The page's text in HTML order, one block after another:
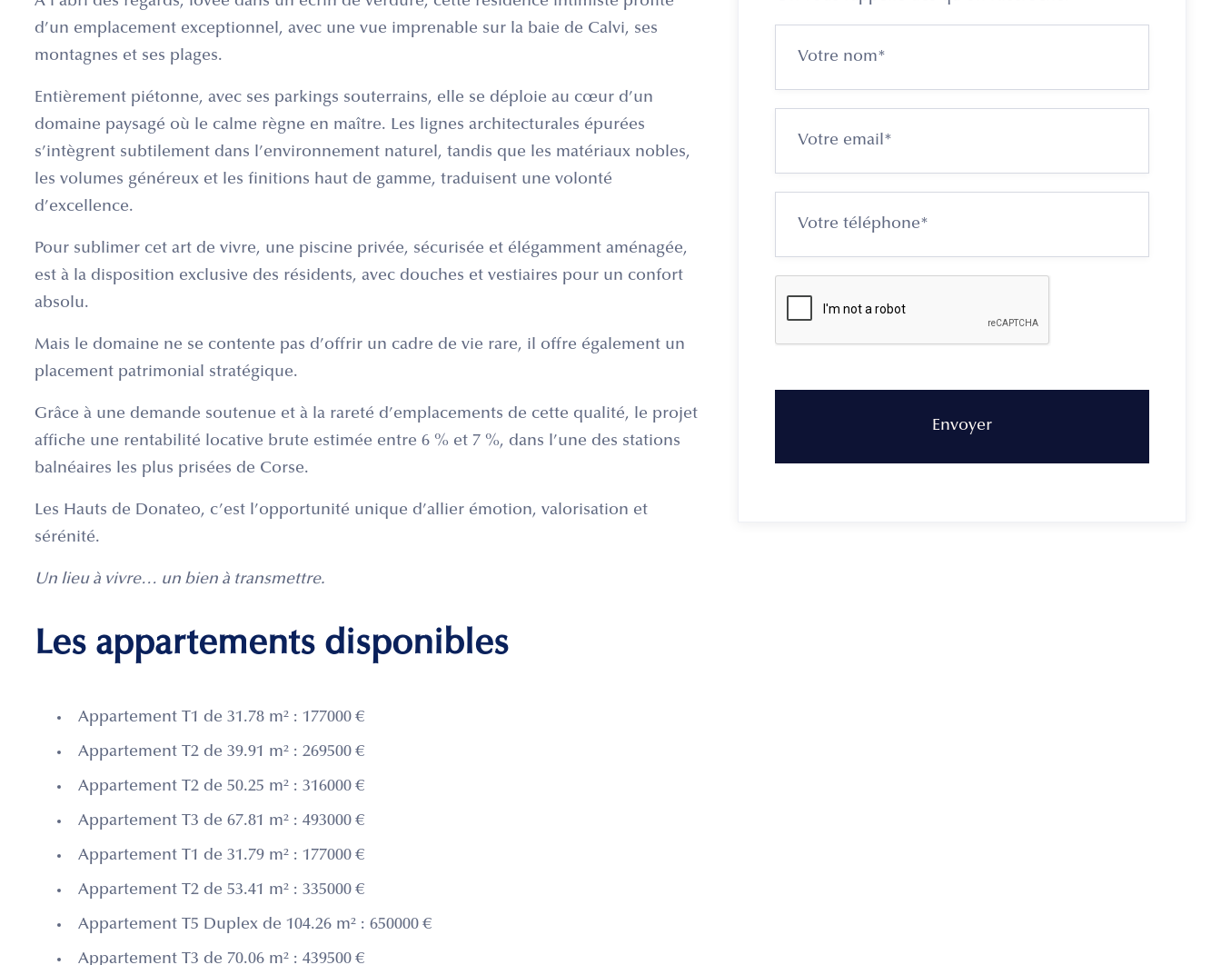
d’un emplacement exceptionnel, avec une vue imprenable sur la baie de Calvi, ses
montagnes et ses plages.
Entièrement piétonne, avec ses parkings souterrains, elle se déploie au cœur d’un
domaine paysagé où le calme règne en maître. Les lignes architecturales épurées
s’intègrent subtilement dans l’environnement naturel, tandis que les matériaux nobles,
les volumes généreux et les finitions haut de gamme, traduisent une volonté
d’excellence.
Pour sublimer cet art de vivre, une piscine privée, sécurisée et élégamment aménagée,
est à la disposition exclusive des résidents, avec douches et vestiaires pour un confort
absolu.
Mais le domaine ne se contente pas d’offrir un cadre de vie rare, il offre également un
placement patrimonial stratégique.
Grâce à une demande soutenue et à la rareté d’emplacements de cette qualité, le projet
affiche une rentabilité locative brute estimée entre 6 % et 7 %, dans l’une des stations
balnéaires les plus prisées de Corse.
Les Hauts de Donateo, c’est l’opportunité unique d’allier émotion, valorisation et
sérénité.
Un lieu à vivre… un bien à transmettre.
Les appartements disponibles
Appartement T1 de 31.78 m² : 177000 €
Appartement T2 de 39.91 m² : 269500 €
Appartement T2 de 50.25 m² : 316000 €
Appartement T3 de 67.81 m² : 493000 €
Appartement T1 de 31.79 m² : 177000 €
Appartement T2 de 53.41 m² : 335000 €
Appartement T5 Duplex de 104.26 m² : 650000 €
Appartement T3 de 70.06 m² : 439500 €